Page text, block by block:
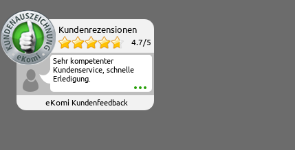
Kundenrezensionen
4.7/5
Sehr kompetenter
Kundenservice, schnelle
Erledigung.
eKomi Kundenfeedback